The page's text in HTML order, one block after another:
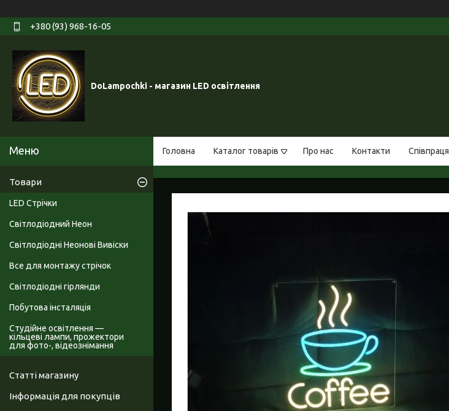
+380 (93) 968-16-05
DoLampochki - магазин LED освітлення
Головна Каталог товарів Про нас Контакти Співпраця
Товари
LED Стрічки
Світлодіодний Неон
Світлодіодні Неонові Вивіски
Все для монтажу стрічок
Світлодіодні гірлянди
Побутова інсталяція
Студійне освітлення —
кільцеві лампи, прожектори
для фото-, відеознімання
Статті магазину
Інформація для покупців